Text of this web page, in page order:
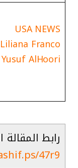
USA NEWS
Liliana Franco
Yusuf AlHoori
رابط المقالة
47r9